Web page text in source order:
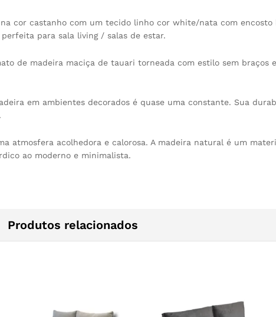
cor castanho com um tecido linho cor white/nata com encosto
para sala living / salas de estar.
de madeira maciça de tauari torneada com estilo sem braços
em ambientes decorados é quase uma constante. Sua
atmosfera acolhedora e calorosa. A madeira natural é um
ao moderno e minimalista.
Produtos relacionados